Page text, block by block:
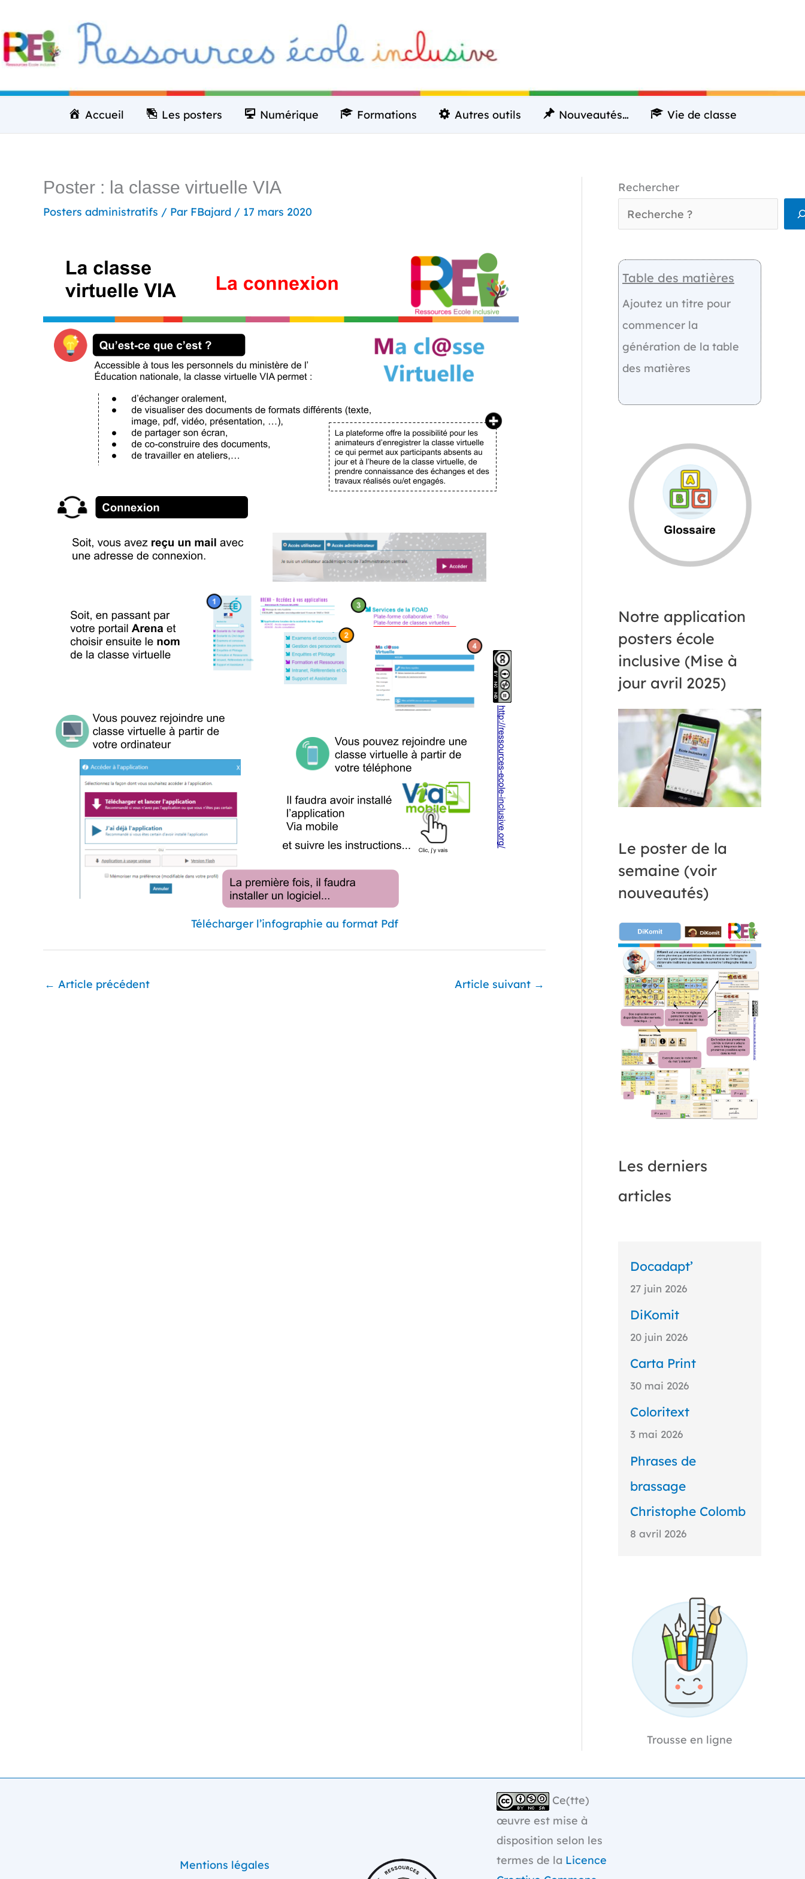
au
contenu
Accueil Les posters Numérique Formations Autres outils Nouveautés… Vie de classe
Poster : la classe virtuelle VIA
Posters administratifs / Par FBajard / 17 mars 2020
Télécharger l’infographie au format Pdf
← Article précédent Article suivant →
Rechercher
Table des matières
Ajoutez un titre pour
commencer la
génération de la table
des matières
Notre application
posters école
inclusive (Mise à
jour avril 2025)
Le poster de la
semaine (voir
nouveautés)
Les derniers
articles
Docadapt’
27 juin 2026
DiKomit
20 juin 2026
Carta Print
30 mai 2026
Coloritext
3 mai 2026
Phrases de
brassage
Christophe Colomb
8 avril 2026
Trousse en ligne
Mentions légales
Ce(tte)
œuvre est mise à
disposition selon les
termes de la Licence